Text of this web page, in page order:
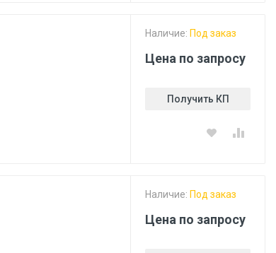
Наличие: Под заказ
Цена по запросу
Получить КП
Наличие: Под заказ
Цена по запросу